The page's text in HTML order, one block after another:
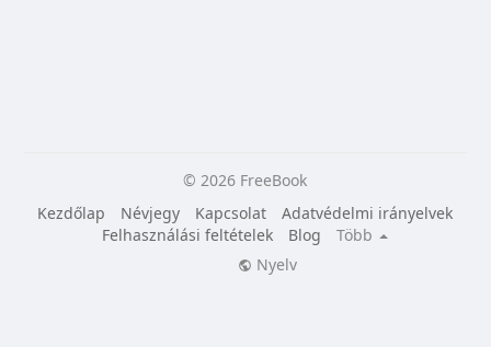
© 2026 FreeBook
Kezdőlap
Névjegy Kapcsolat
Adatvédelmi irányelvek
Felhasználási feltételek
Blog
Több
Nyelv